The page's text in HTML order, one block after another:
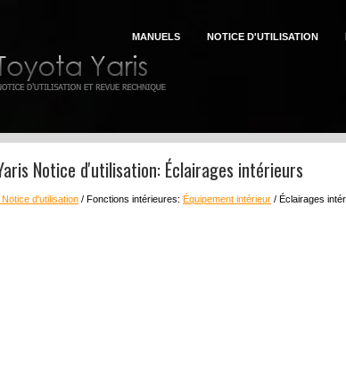
MANUELS NOTICE D'UTILISATION
Notice d'utilisation: Éclairages intérieurs
d'utilisation / Fonctions intérieures: Équipement intérieur / Éclairages